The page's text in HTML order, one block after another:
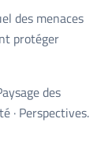
des menaces
protéger
des
· Perspectives.